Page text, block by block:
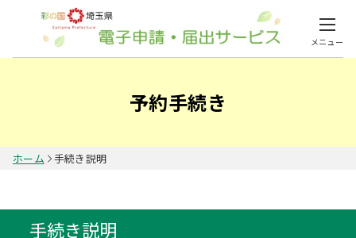
メニュー
予約手続き
ホーム 手続き説明
手続き説明